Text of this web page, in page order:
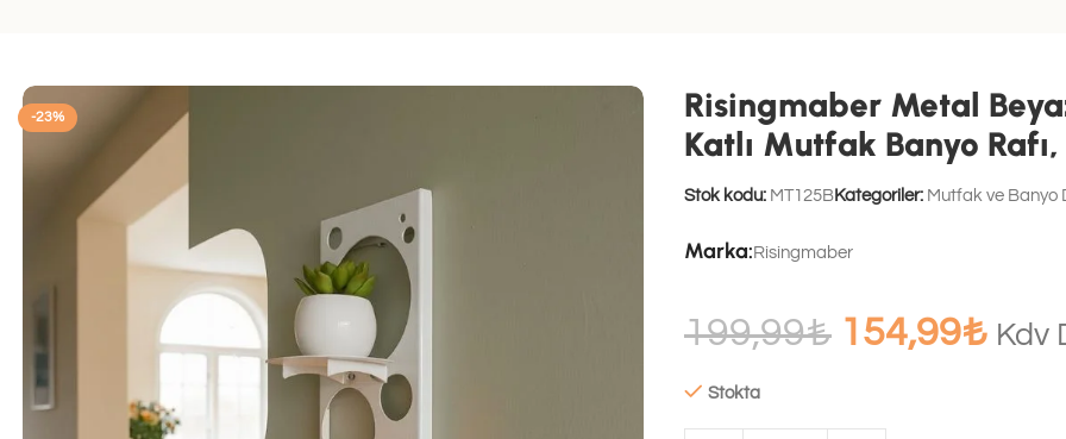
-23%
Risingmaber Metal
Katlı Mutfak Banyo
Stok kodu: MT125BKategoriler: Mutfak ve Banyo
Marka: Risingmaber
199,99₺ 154,99₺ Kdv
Stokta